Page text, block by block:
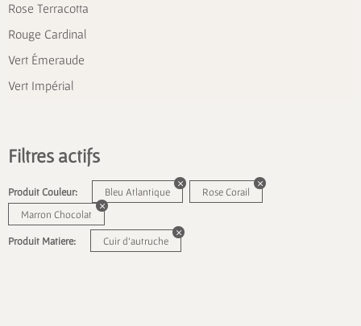
Rose Terracotta
Rouge Cardinal
Vert Émeraude
Vert Impérial
Filtres actifs
Produit Couleur: Bleu Atlantique
Rose Corail
Marron Chocolat
Produit Matiere: Cuir d'autruche